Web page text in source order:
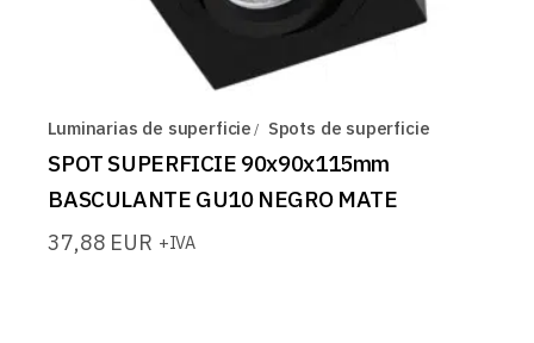
Luminarias de superficie Spots de superficie
SPOT SUPERFICIE 90x90x115mm
BASCULANTE GU10 NEGRO MATE
37,88 EUR +IVA